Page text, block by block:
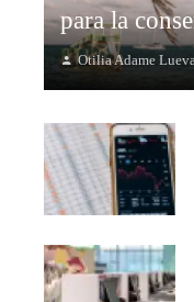
para la
Otilia Adame